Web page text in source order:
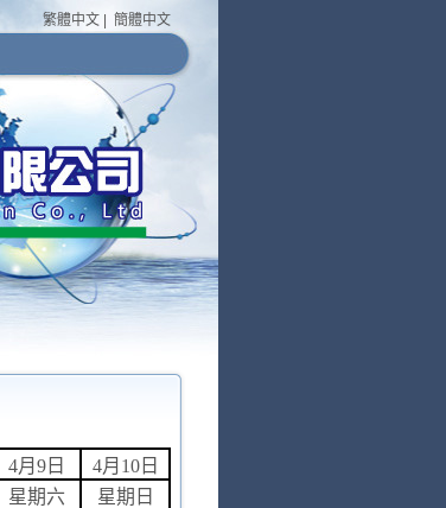
繁體中文 簡體中文
4月9日
4月10日
星期六 星期日